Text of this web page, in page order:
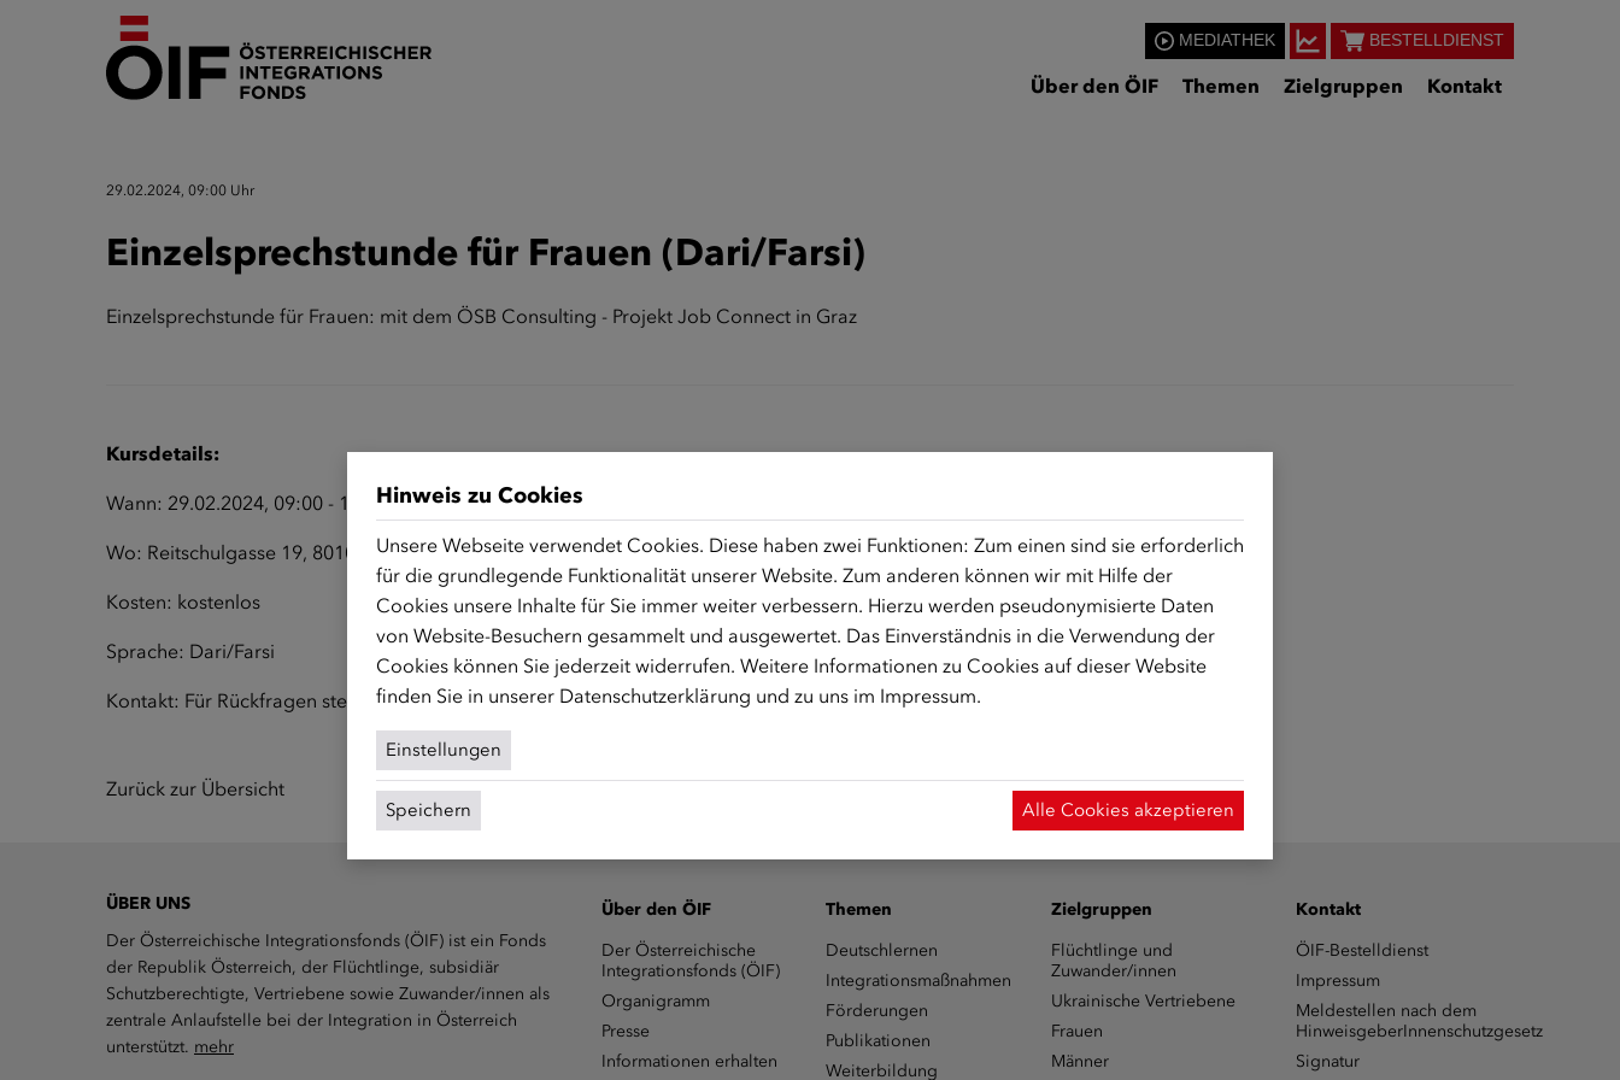
MEDIATHEK BESTELLDIENST
Über den ÖIF Themen Zielgruppen Kontakt
29.02.2024, 09:00 Uhr
Einzelsprechstunde für Frauen (Dari/Farsi)
Einzelsprechstunde für Frauen: mit dem ÖSB Consulting - Projekt Job Connect in Graz
Kursdetails:
Wann: 29.02.2024, 09:00 - 12:00 Uhr
Wo: Reitschulgasse 19, 8010 Graz
Kosten: kostenlos
Sprache: Dari/Farsi
Kontakt: Für Rückfragen stehen wir unter frauen.stmk@integrationsfonds.atzur Verfügung.
Zurück zur Übersicht
ÜBER UNS
Der Österreichische Integrationsfonds (ÖIF) ist ein Fonds
der Republik Österreich, der Flüchtlinge, subsidiär
Schutzberechtigte, Vertriebene sowie Zuwander/innen als
zentrale Anlaufstelle bei der Integration in Österreich
unterstützt. mehr
Über den ÖIF
Der Österreichische
Integrationsfonds (ÖIF)
Organigramm
Presse
Informationen erhalten
Themen
Deutschlernen
Integrationsmaßnahmen
Förderungen
Publikationen
Weiterbildung
Zielgruppen
Flüchtlinge und
Zuwander/innen
Ukrainische Vertriebene
Frauen
Männer
Kontakt
ÖIF-Bestelldienst
Impressum
Meldestellen nach dem
HinweisgeberInnenschutzgesetz
Signatur
Hinweis zu Cookies
Unsere Webseite verwendet Cookies. Diese haben zwei Funktionen: Zum einen sind sie erforderlich
für die grundlegende Funktionalität unserer Website. Zum anderen können wir mit Hilfe der
Cookies unsere Inhalte für Sie immer weiter verbessern. Hierzu werden pseudonymisierte Daten
von Website-Besuchern gesammelt und ausgewertet. Das Einverständnis in die Verwendung der
Cookies können Sie jederzeit widerrufen. Weitere Informationen zu Cookies auf dieser Website
finden Sie in unserer Datenschutzerklärung und zu uns im Impressum.
Einstellungen
Speichern Alle Cookies akzeptieren